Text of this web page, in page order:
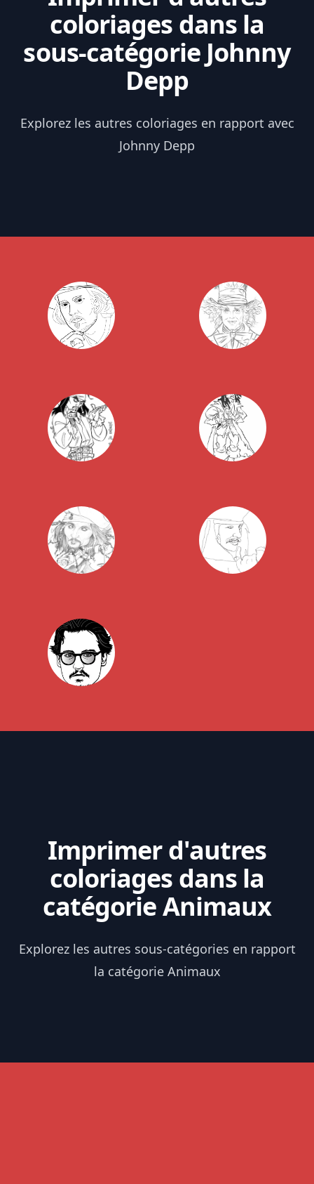
coloriages dans la
sous-catégorie Johnny
Depp
Explorez les autres coloriages en rapport avec
Johnny Depp
Imprimer d'autres
coloriages dans la
catégorie Animaux
Explorez les autres sous-catégories en rapport
la catégorie Animaux